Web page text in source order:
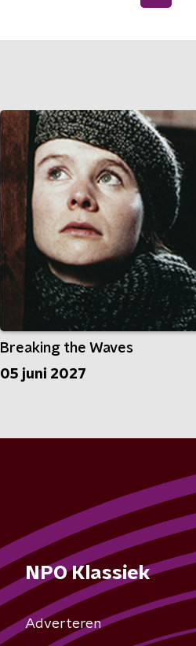
Breaking the Waves
05 juni 2027
NPO Klassiek
Adverteren